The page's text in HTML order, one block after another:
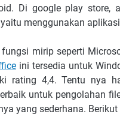
Di google play
menggunakan
mirip seperti
ini tersedia untuk
rating 4,4. Tentu nya
untuk pengolahan
yang sederhana.